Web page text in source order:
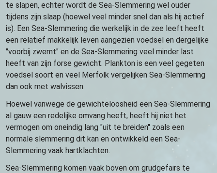
te slapen, echter wordt de Sea-Slemmering wel ouder
tijdens zijn slaap (hoewel veel minder snel dan als hij actief
is). Een Sea-Slemmering die werkelijk in de zee leeft heeft
een relatief makkelijk leven aangezien voedsel en dergelijke
"voorbij zwemt" en de Sea-Slemmering veel minder last
heeft van zijn forse gewicht. Plankton is een veel gegeten
voedsel soort en veel Merfolk vergelijken Sea-Slemmering
dan ook met walvissen.
Hoewel vanwege de gewichteloosheid een Sea-Slemmering
al gauw een redelijke omvang heeft, heeft hij niet het
vermogen om oneindig lang "uit te breiden" zoals een
normale slemmering dit kan en ontwikkeld een Sea-
Slemmering vaak hartklachten.
Sea-Slemmering komen vaak boven om grudgefairs te